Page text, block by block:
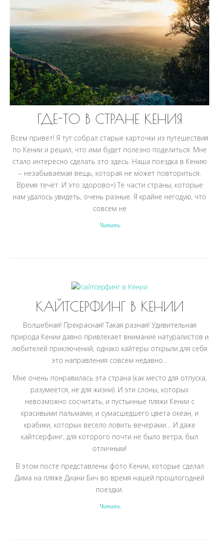
ГДЕ-ТО В СТРАНЕ КЕНИЯ
Всем привет! Я тут собрал старые карточки из путешествия
по Кении и решил, что ими будет полезно поделиться. Мне
стало интересно сделать это здесь. Наша поездка в Кению
– незабываемая вещь, которая не может повториться.
Время течёт. И это здорово=) Те части страны, которые
нам удалось увидеть, очень разные. Я крайне негодую, что
совсем не
Читать
КАЙТСЕРФИНГ В КЕНИИ
Волшебная! Прекрасная! Такая разная! Удивительная
природа Кении давно привлекает внимание натуралистов и
любителей приключений, однако кайтеры открыли для себя
это направления совсем недавно…
Мне очень понравилась эта страна (как место для отпуска,
разумеется, не для жизни). И эти слоны, которых
невозможно сосчитать, и пустынные пляжи Кении с
красивыми пальмами, и сумасшедшего цвета океан, и
крабики, которых весело ловить вечерами… И даже
кайтсерфинг, для которого почти не было ветра, был
отличным!
В этом посте представлены фото Кении, которые сделал
Дима на пляже Диани Бич во время нашей прошлогодней
поездки.
Читать